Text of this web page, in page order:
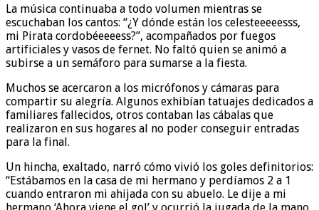
La música continuaba a todo volumen mientras se
escuchaban los cantos: “¿Y dónde están los celesteeeeesss,
mi Pirata cordobéeeeess?”, acompañados por fuegos
artificiales y vasos de fernet. No faltó quien se animó a
subirse a un semáforo para sumarse a la fiesta.
Muchos se acercaron a los micrófonos y cámaras para
compartir su alegría. Algunos exhibían tatuajes dedicados a
familiares fallecidos, otros contaban las cábalas que
realizaron en sus hogares al no poder conseguir entradas
para la final.
Un hincha, exaltado, narró cómo vivió los goles definitorios:
“Estábamos en la casa de mi hermano y perdíamos 2 a 1
cuando entraron mi ahijada con su abuelo. Le dije a mi
hermano ‘Ahora viene el gol’ y ocurrió la jugada de la mano